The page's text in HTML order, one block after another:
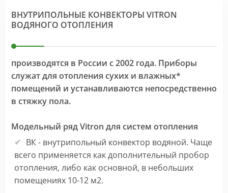
ВНУТРИПОЛЬНЫЕ КОНВЕКТОРЫ VITRON
ВОДЯНОГО ОТОПЛЕНИЯ
производятся в России с 2002 года. Приборы
служат для отопления сухих и влажных*
помещений и устанавливаются непосредственно
в стяжку пола.
Модельный ряд Vitron для систем отопления
ВК - внутрипольный конвектор водяной. Чаще
всего применяется как дополнительный пробор
отопления, либо как основной, в небольших
помещениях 10-12 м2.